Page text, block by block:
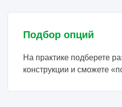
Подбор опций
На практике подберете
конструкции и сможете